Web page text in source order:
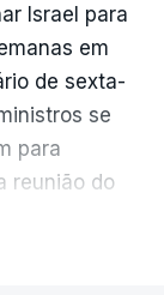
Israel para
em
de sexta-
se
para
reunião do